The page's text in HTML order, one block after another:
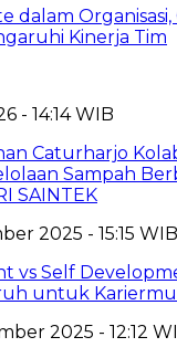
dalam Organisasi,
Kinerja Tim
- 14:14 WIB
Caturharjo
Sampah
SAINTEK
2025 - 15:15 WIB
vs Self
untuk
2025 - 12:12